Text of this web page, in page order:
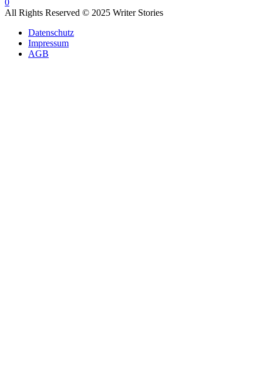
0
All Rights Reserved © 2025 Writer Stories
Datenschutz
Impressum
AGB